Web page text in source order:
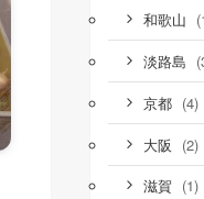
和歌山
淡路島
京都 (4)
大阪 (2)
滋賀 (1)